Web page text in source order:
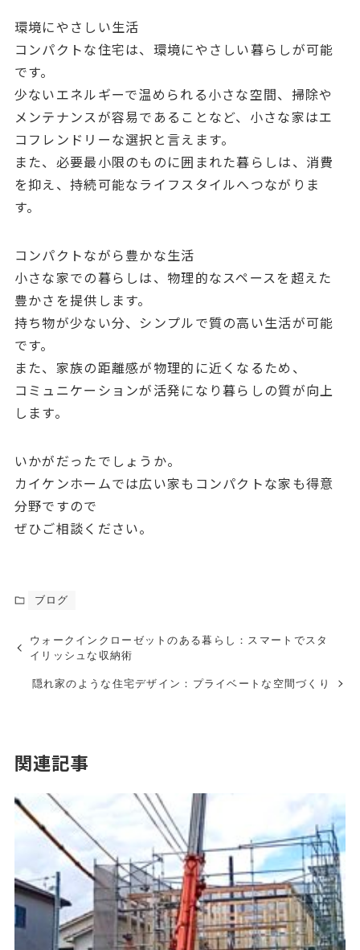
環境にやさしい生活
コンパクトな住宅は、環境にやさしい暮らしが可能
です。
少ないエネルギーで温められる小さな空間、掃除や
メンテナンスが容易であることなど、小さな家はエ
コフレンドリーな選択と言えます。
また、必要最小限のものに囲まれた暮らしは、消費
を抑え、持続可能なライフスタイルへつながりま
す。
コンパクトながら豊かな生活
小さな家での暮らしは、物理的なスペースを超えた
豊かさを提供します。
持ち物が少ない分、シンプルで質の高い生活が可能
です。
また、家族の距離感が物理的に近くなるため、
コミュニケーションが活発になり暮らしの質が向上
します。
いかがだったでしょうか。
カイケンホームでは広い家もコンパクトな家も得意
分野ですので
ぜひご相談ください。
ブログ
ウォークインクローゼットのある暮らし：スマートでスタ
イリッシュな収納術
隠れ家のような住宅デザイン：プライベートな空間づくり
関連記事